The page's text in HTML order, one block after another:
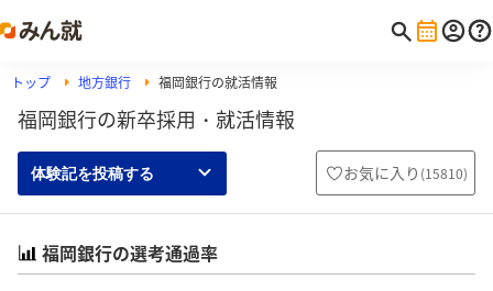
トップ 地方銀行 福岡銀行の就活情報
福岡銀行の新卒採用・就活情報
体験記を投稿する お気に入り (15810)
福岡銀行の選考通過率